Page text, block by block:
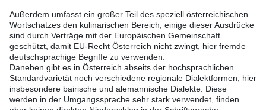
Außerdem umfasst ein großer Teil des speziell österreichischen
Wortschatzes den kulinarischen Bereich; einige dieser Ausdrücke
sind durch Verträge mit der Europäischen Gemeinschaft
geschützt, damit EU-Recht Österreich nicht zwingt, hier fremde
deutschsprachige Begriffe zu verwenden.
Daneben gibt es in Österreich abseits der hochsprachlichen
Standardvarietät noch verschiedene regionale Dialektformen, hier
insbesondere bairische und alemannische Dialekte. Diese
werden in der Umgangssprache sehr stark verwendet, finden